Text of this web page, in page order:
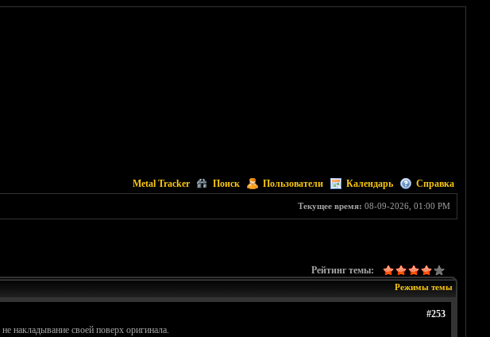
Metal Tracker Поиск Пользователи Календарь Справка
Текущее время: 08-09-2026, 01:00 PM
Рейтинг темы:
Режимы темы
#253
накладывание своей поверх оригинала.